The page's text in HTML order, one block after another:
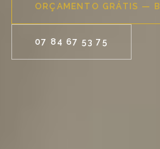
ORÇAMENTO GRÁTIS —
07 84 67 53 75